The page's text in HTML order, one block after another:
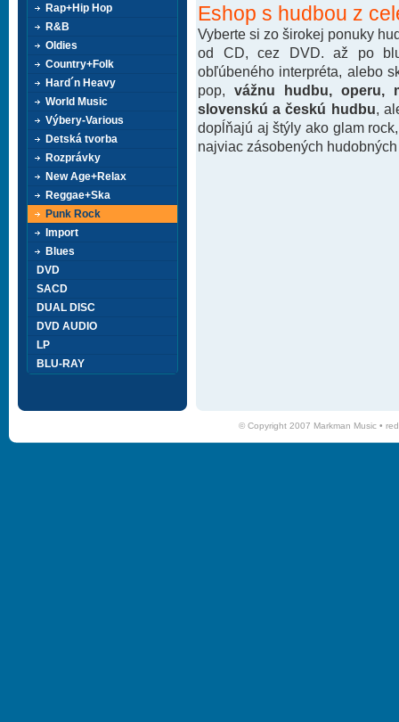
Eshop s hudbou z
Vyberte si zo širokej ponuky
od CD, cez DVD. až po
obľúbeného interpréta, alebo
pop, vážnu hudbu, operu,
slovenskú a českú hudbu ,
dopĺňajú aj štýly ako glam
najviac zásobených
Rap+Hip Hop
R&B
Oldies
Country+Folk
Hard´n Heavy
World Music
Výbery-Various
Detská tvorba
Rozprávky
New Age+Relax
Reggae+Ska
Punk Rock
Import
Blues
DVD
SACD
DUAL DISC
DVD AUDIO
LP
BLU-RAY
© Copyright 2007 Markman Music •